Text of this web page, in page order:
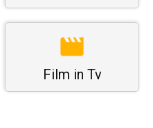
Film in Tv